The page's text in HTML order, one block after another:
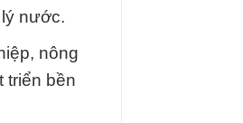
nước.
nông
triển bền